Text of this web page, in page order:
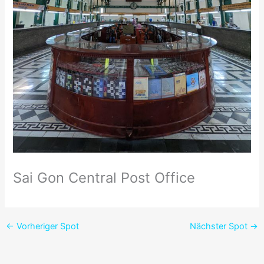
Sai Gon Central Post Office
← Vorheriger Spot Nächster Spot →